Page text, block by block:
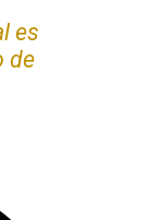
es
de